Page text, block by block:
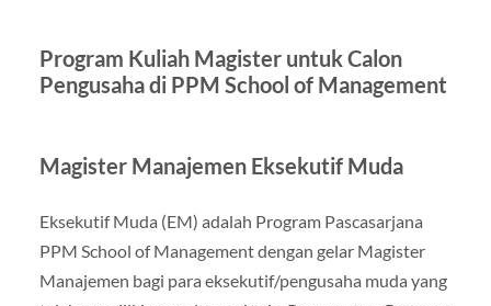
Program Kuliah Magister untuk Calon
Pengusaha di PPM School of Management
Magister Manajemen Eksekutif Muda
Eksekutif Muda (EM) adalah Program Pascasarjana
PPM School of Management dengan gelar Magister
Manajemen bagi para eksekutif/pengusaha muda yang